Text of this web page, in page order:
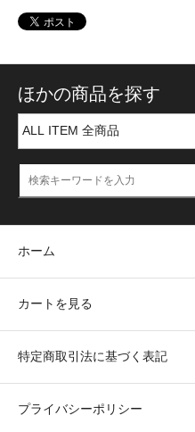
ほかの商品を探す
ホーム
カートを見る
特定商取引法に基づく表記
プライバシーポリシー